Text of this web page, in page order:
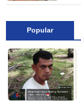
Popular